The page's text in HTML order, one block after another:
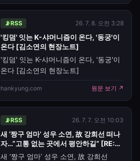
'신랑수업2'에서는 '성소 커플' 김성수와
박소윤이 명리학자와 타로술사를
잇달아 찾아 결혼운과 자식운을
짚어보는 모습이 그려졌다. 이날
명리학자는 김성수, 박소연에게 "굉장히
다른 모습이 있다"며 차이점을
📡RSS 26. 7. 8. 오전 3:28
'킹덤' 잇는 K-샤머니즘이 온다, '동궁'이
온다 [김소연의 현장노트]
'킹덤' 잇는 K-샤머니즘이 온다, '동궁'이
온다 [김소연의 현장노트]
hankyung.com 원문 보기 ↗
📡RSS 26. 7. 7. 오전 10:03
새 ‘짱구 엄마’ 성우 소연, 故 강희선 떠나
자…”고통 없는 곳에서 평안하길” [RE:스
타]
새 ‘짱구 엄마’ 성우 소연, 故 강희선